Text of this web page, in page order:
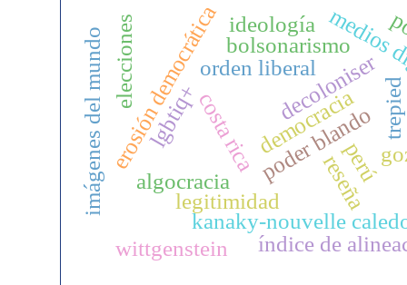
reseña
trepied
decoloniser
kanaky-nouvelle
algocracia
legitimidad
democracia
índice de
erosión democráticaorden liberal
poder blando
costa rica
lgbtiq+
perú
bolsonarismo
wittgenstein
imágenes del mundoelecciones ideología